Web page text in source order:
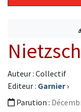
Auteur : Collectif
Editeur : Garnier›
Parution :